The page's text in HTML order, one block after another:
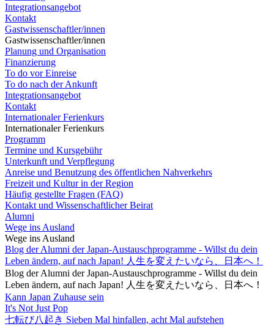
Integrationsangebot
Kontakt
Gastwissenschaftler/innen
Gastwissenschaftler/innen
Planung und Organisation
Finanzierung
To do vor Einreise
To do nach der Ankunft
Integrationsangebot
Kontakt
Internationaler Ferienkurs
Internationaler Ferienkurs
Programm
Termine und Kursgebühr
Unterkunft und Verpflegung
Anreise und Benutzung des öffentlichen Nahverkehrs
Freizeit und Kultur in der Region
Häufig gestellte Fragen (FAQ)
Kontakt und Wissenschaftlicher Beirat
Alumni
Wege ins Ausland
Wege ins Ausland
Blog der Alumni der Japan-Austauschprogramme - Willst du dein
Leben ändern, auf nach Japan! 人生を変えたいなら、日本へ！
Blog der Alumni der Japan-Austauschprogramme - Willst du dein
Leben ändern, auf nach Japan! 人生を変えたいなら、日本へ！
Kann Japan Zuhause sein
It's Not Just Pop
七転び八起き Sieben Mal hinfallen, acht Mal aufstehen